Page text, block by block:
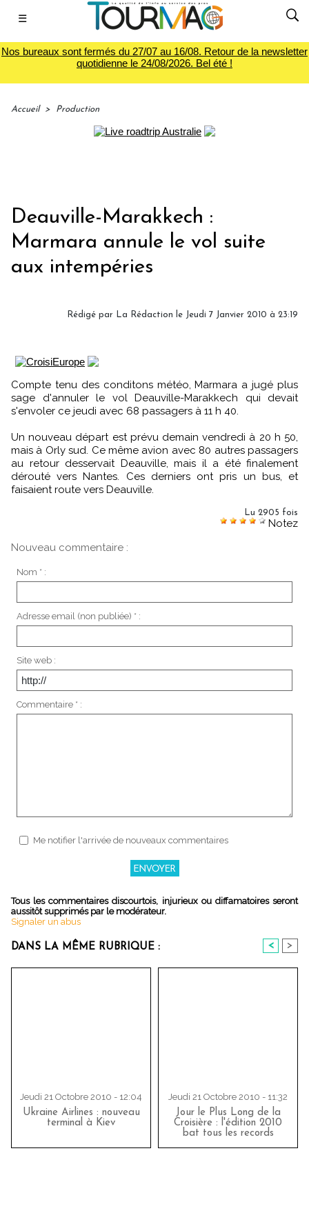
☰
Nos bureaux sont fermés du 27/07 au 16/08. Retour de la newsletter
quotidienne le 24/08/2026. Bel été !
Accueil > Production
Deauville-Marakkech :
Marmara annule le vol suite
aux intempéries
Rédigé par La Rédaction le Jeudi 7 Janvier 2010 à 23:19
Compte tenu des conditons météo, Marmara a jugé plus
sage d'annuler le vol Deauville-Marakkech qui devait
s'envoler ce jeudi avec 68 passagers à 11 h 40.
Un nouveau départ est prévu demain vendredi à 20 h 50,
mais à Orly sud. Ce même avion avec 80 autres passagers
au retour desservait Deauville, mais il a été finalement
dérouté vers Nantes. Ces derniers ont pris un bus, et
faisaient route vers Deauville.
Lu 2905 fois
Notez
Nouveau commentaire :
Nom * :
Adresse email (non publiée) * :
Site web :
Commentaire * :
Me notifier l'arrivée de nouveaux commentaires
Tous les commentaires discourtois, injurieux ou diffamatoires seront
aussitôt supprimés par le modérateur.
Signaler un abus
DANS LA MÊME RUBRIQUE : < >
Jeudi 21 Octobre 2010 - 12:04
Ukraine Airlines : nouveau
terminal à Kiev
Jeudi 21 Octobre 2010 - 11:32
Jour le Plus Long de la
Croisière : l'édition 2010
bat tous les records